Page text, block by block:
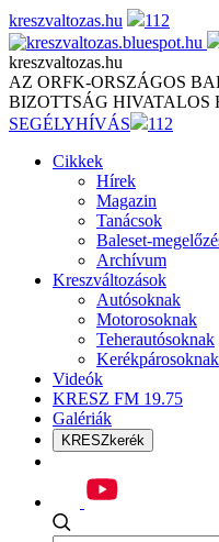
Skip
to
content
kreszvaltozas.hu 112
kreszvaltozas.hu
AZ ORFK-ORSZÁGOS
BIZOTTSÁG HIVATALOS
SEGÉLYHÍVÁS
112
Cikkek
Hírek
Magazin
Tanácsok
Baleset-
Archívum
Kreszváltozások
Autósoknak
Motorosoknak
Teherautósoknak
Kerékpárosoknak
Videók
KRESZ FM 19.75
Galériák
KRESZkerék